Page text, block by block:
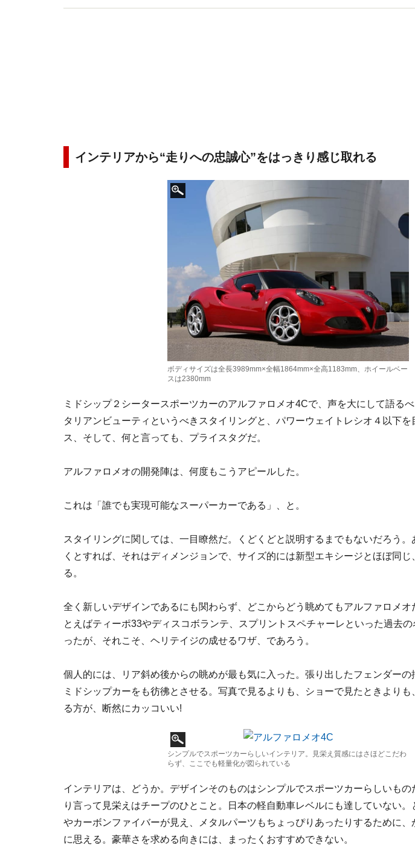
インテリアから“走りへの忠誠心”をはっきり感じ取れる
ボディサイズは全長3989mm×全幅1864mm×全高1183mm、ホイールベー
スは2380mm
ミドシップ２シータースポーツカーのアルファロメオ4Cで、声を大にして語る
タリアンビューティというべきスタイリングと、パワーウェイトレシオ４以下
ス、そして、何と言っても、プライスタグだ。
アルファロメオの開発陣は、何度もこうアピールした。
これは「誰でも実現可能なスーパーカーである」、と。
スタイリングに関しては、一目瞭然だ。くどくどと説明するまでもないだろう
くとすれば、それはディメンジョンで、サイズ的には新型エキシージとほぼ同じ
る。
全く新しいデザインであるにも関わらず、どこからどう眺めてもアルファロメオ
とえばティーポ33やディスコボランテ、スプリントスペチャーレといった過去の
ったが、それこそ、ヘリテイジの成せるワザ、であろう。
個人的には、リア斜め後からの眺めが最も気に入った。張り出したフェンダー
ミドシップカーをも彷彿とさせる。写真で見るよりも、ショーで見たときより
る方が、断然にカッコいい!
シンプルでスポーツカーらしいインテリア。見栄え質感にはさほどこだわ
らず、ここでも軽量化が図られている
インテリアは、どうか。デザインそのものはシンプルでスポーツカーらしいもの
り言って見栄えはチープのひとこと。日本の軽自動車レベルにも達していない
やカーボンファイバーが見え、メタルパーツもちょっぴりあったりするために
に思える。豪華さを求める向きには、まったくおすすめできない。